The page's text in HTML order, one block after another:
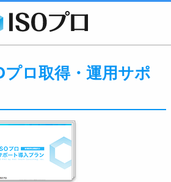
プロ取得・運用サポ